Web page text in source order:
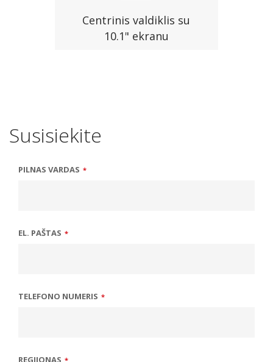
Centrinis valdiklis su
10.1" ekranu
Susisiekite
PILNAS VARDAS *
EL. PAŠTAS *
TELEFONO NUMERIS *
REGIJONAS *